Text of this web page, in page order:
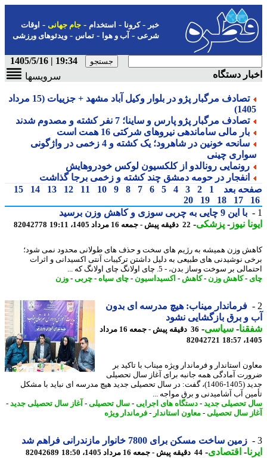
-کرونا-استخدام- جام جهانی-اوقات
شرعی-آب و هوا-تماس-ویدئوهای ورزشی
19:34 | 1405/5/16
دستگاه
سرویسها
تصادف مرگبار پژو در بلوار وکیل آباد مشهد + جزییات (15 مرداد
تصادف مرگبار پژو پارس و ساینا؛ 7 نفر کشته و مصدوم شدند
بار مالی ساماندهی نیروهای شرکتی 16 همت است
سانحه خونین در شاهرود؛ یک کشته و 4 زخمی در واژگونی
چینی
رونمایی رونالدو از کلکسیون لوکس خودروهایش
انفجار در حومه دمشق چند کشته و زخمی برجا گذاشت
بعد
1
2
3
4
5
6
7
8
9
10
11
12
13
14
15
17
18
19
20
با این 9 چایی به چربی سوزی و کاهش وزن برسید
نیوز-پزشکی-22 دقیقه پیش - جمعه 16 مرداد 1405، 19:11 82042778
وزن همیشه به رژیم های سخت و حذف های طولانی محدود نمی شود؛
نوشیدنی های طبیعی به دلیل داشتن ترکیبات آنتی اکسیدانی و اثرات
بر سوخت وساز بدن، - 5. چای اولانگ چای اولانگ که ...
-کاهش وزن - کاهش-اکسیداسیون-چای سیاه-چربی- وزن
فرماندار میناب: هیچ مدرسه ای بدون
و برق بازگشایی نشود
-سیاسی-
36 دقیقه پیش - جمعه 16 مرداد
82042721
استاندار و فرماندار ویژه میناب با تاکید بر
آمادگی همه جانبه برای آغاز سال تحصیلی
جدید (1405-1406)، گفت: در سال تحصیلی جدید هیچ مدرسه ای نباید با مشکل
آب آشامیدنی و برق مواجه ...
تحصیلی جدید-دستگاه های اجرایی- سال تحصیلی-آغاز سال تحصیلی جدید-
سال تحصیلی-معاون استاندار-فرماندار ویژه
زمین ساخت مسکن برای 7800 خانوار مازندرانی فراهم شد
-اقتصادی-44 دقیقه پیش - جمعه 16 مرداد 1405، 18:50 82042689